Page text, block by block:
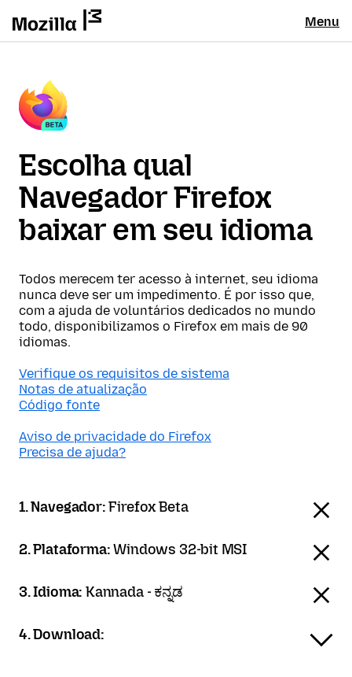
Menu
Escolha qual
Navegador Firefox
baixar em seu idioma
Todos merecem ter acesso à internet, seu idioma
nunca deve ser um impedimento. É por isso que,
com a ajuda de voluntários dedicados no mundo
todo, disponibilizamos o Firefox em mais de 90
idiomas.
Verifique os requisitos de sistema
Notas de atualização
Código fonte
Aviso de privacidade do Firefox
Precisa de ajuda?
1. Navegador:Firefox Beta
2. Plataforma:Windows 32-bit MSI
3. Idioma:Kannada - ಕನ್ನಡ
4. Download: